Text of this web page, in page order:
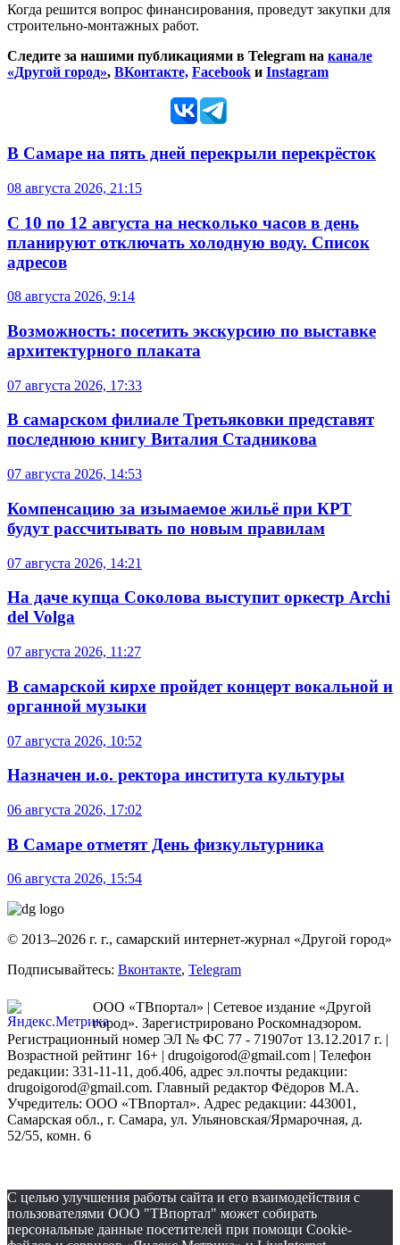
Когда решится вопрос финансирования, проведут закупки для
строительно-монтажных работ.
Следите за нашими публикациями в Telegram на канале
«Другой город», ВКонтакте, Facebook и Instagram
В Самаре на пять дней перекрыли перекрёсток
08 августа 2026, 21:15
С 10 по 12 августа на несколько часов в день
планируют отключать холодную воду. Список
адресов
08 августа 2026, 9:14
Возможность: посетить экскурсию по выставке
архитектурного плаката
07 августа 2026, 17:33
В самарском филиале Третьяковки представят
последнюю книгу Виталия Стадникова
07 августа 2026, 14:53
Компенсацию за изымаемое жильё при КРТ
будут рассчитывать по новым правилам
07 августа 2026, 14:21
На даче купца Соколова выступит оркестр Archi
del Volga
07 августа 2026, 11:27
В самарской кирхе пройдет концерт вокальной и
органной музыки
07 августа 2026, 10:52
Назначен и.о. ректора института культуры
06 августа 2026, 17:02
В Самаре отметят День физкультурника
06 августа 2026, 15:54
© 2013–2026 г. г., самарский интернет-журнал «Другой город»
Подписывайтесь: Вконтакте, Telegram
ООО «ТВпортал» | Сетевое издание «Другой
город». Зарегистрировано Роскомнадзором.
Регистрационный номер ЭЛ № ФС 77 - 71907от 13.12.2017 г. |
Возрастной рейтинг 16+ | drugoigorod@gmail.com | Телефон
редакции: 331-11-11, доб.406, адрес эл.почты редакции:
drugoigorod@gmail.com. Главный редактор Фёдоров М.А.
Учредитель: ООО «ТВпортал». Адрес редакции: 443001,
Самарская обл., г. Самара, ул. Ульяновская/Ярмарочная, д.
52/55, комн. 6
С целью улучшения работы сайта и его взаимодействия с
пользователями ООО "ТВпортал" может собирать
персональные данные посетителей при помощи Cookie-